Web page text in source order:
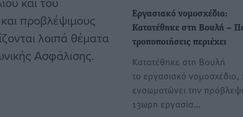
προβλέψιμους
λοιπά θέματα
Ασφάλισης.
Εργασιακό νομοσχέδιο:
Κατατέθηκε στη Βουλή –
τροποποιήσεις περιέχει
Κατατέθηκε στη Βουλή
το εργασιακό
ενσωματώνει την
13ωρη εργασία…